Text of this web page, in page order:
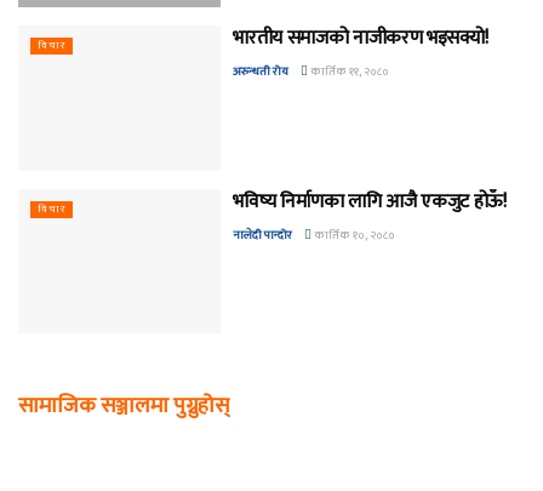
विचार भारतीय समाजको नाजीकरण भइसक्यो!
अरुन्धती रोय कार्तिक ११, २०८०
विचार भविष्य निर्माणका लागि आजै एकजुट होऊँ!
नालेदी पान्दोर कार्तिक १०, २०८०
सामाजिक सञ्जालमा पुग्नुहोस्